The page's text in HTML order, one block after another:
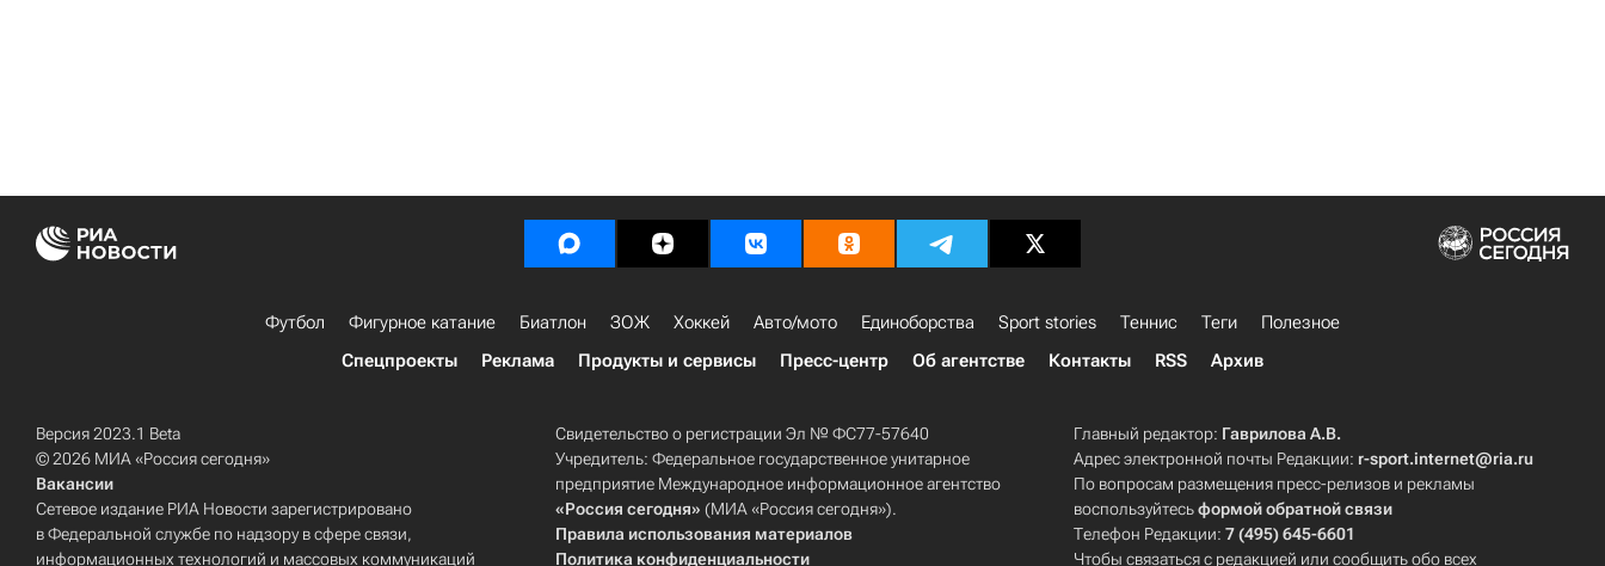
Футбол Фигурное катание Биатлон ЗОЖ Хоккей Авто/мото Единоборства Sport stories Теннис Теги
Полезное
Спецпроекты
Реклама Продукты и сервисы Пресс-центр Об агентстве Контакты RSS Архив
Версия 2023.1 Beta
© 2026 МИА «Россия сегодня»
Вакансии
Сетевое издание РИА Новости зарегистрировано
в Федеральной службе по надзору в сфере связи,
информационных технологий и массовых коммуникаций
Свидетельство о регистрации Эл № ФС77-57640
Учредитель: Федеральное государственное унитарное
предприятие Международное информационное агентство
«Россия сегодня» (МИА «Россия сегодня»).
Правила использования материалов
Политика конфиденциальности
Главный редактор: Гаврилова А.В.
Адрес электронной почты Редакции: r-sport.internet@ria.ru
По вопросам размещения пресс-релизов и рекламы
воспользуйтесьформой обратной связи
Телефон Редакции:7 (495) 645-6601
Чтобы связаться с редакцией или сообщить обо всех